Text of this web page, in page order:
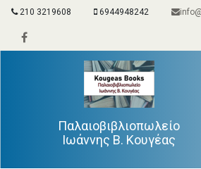
210 3219608 6944948242
Παλαιοβιβλιοπωλείο
Ιωάννης Β. Κουγέας